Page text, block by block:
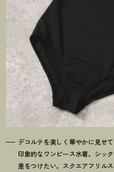
デコルテを美しく華やかに見せ
印象的なワンピース水着。シッ
差をつけたい。スクエアフリル